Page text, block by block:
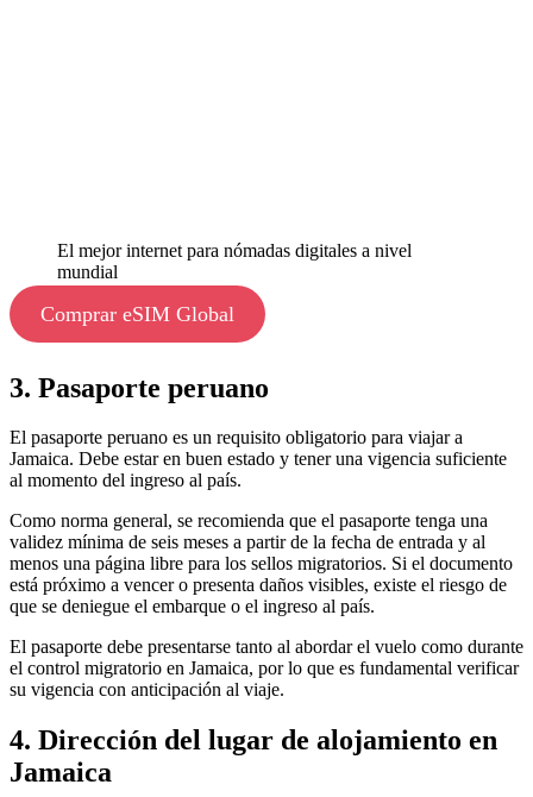
El mejor internet para nómadas digitales a nivel
mundial
Comprar eSIM Global
3. Pasaporte peruano
El pasaporte peruano es un requisito obligatorio para viajar a
Jamaica. Debe estar en buen estado y tener una vigencia suficiente
al momento del ingreso al país.
Como norma general, se recomienda que el pasaporte tenga una
validez mínima de seis meses a partir de la fecha de entrada y al
menos una página libre para los sellos migratorios. Si el documento
está próximo a vencer o presenta daños visibles, existe el riesgo de
que se deniegue el embarque o el ingreso al país.
El pasaporte debe presentarse tanto al abordar el vuelo como durante
el control migratorio en Jamaica, por lo que es fundamental verificar
su vigencia con anticipación al viaje.
4. Dirección del lugar de alojamiento en
Jamaica